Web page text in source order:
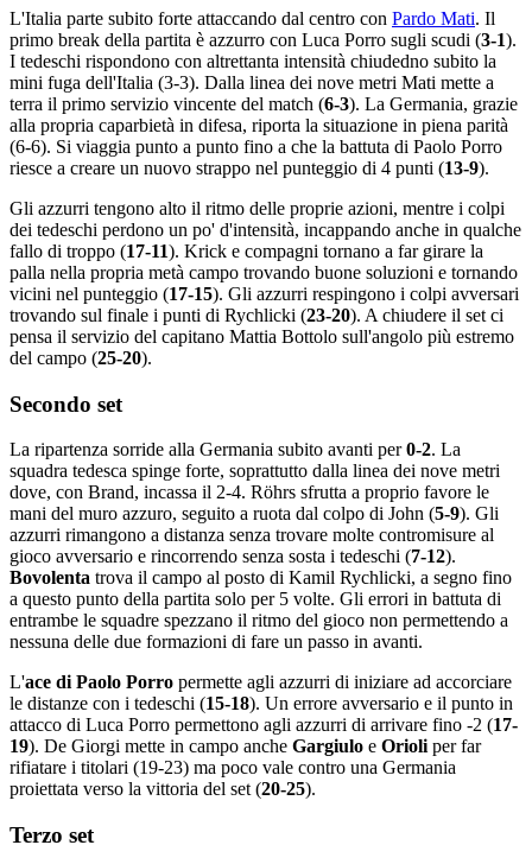
L'Italia parte subito forte attaccando dal centro con Pardo Mati. Il
primo break della partita è azzurro con Luca Porro sugli scudi (3-1).
I tedeschi rispondono con altrettanta intensità chiudedno subito la
mini fuga dell'Italia (3-3). Dalla linea dei nove metri Mati mette a
terra il primo servizio vincente del match (6-3). La Germania, grazie
alla propria caparbietà in difesa, riporta la situazione in piena parità
(6-6). Si viaggia punto a punto fino a che la battuta di Paolo Porro
riesce a creare un nuovo strappo nel punteggio di 4 punti (13-9).
Gli azzurri tengono alto il ritmo delle proprie azioni, mentre i colpi
dei tedeschi perdono un po' d'intensità, incappando anche in qualche
fallo di troppo (17-11). Krick e compagni tornano a far girare la
palla nella propria metà campo trovando buone soluzioni e tornando
vicini nel punteggio (17-15). Gli azzurri respingono i colpi avversari
trovando sul finale i punti di Rychlicki (23-20). A chiudere il set ci
pensa il servizio del capitano Mattia Bottolo sull'angolo più estremo
del campo (25-20).
Secondo set
La ripartenza sorride alla Germania subito avanti per0-2. La
squadra tedesca spinge forte, soprattutto dalla linea dei nove metri
dove, con Brand, incassa il 2-4. Röhrs sfrutta a proprio favore le
mani del muro azzuro, seguito a ruota dal colpo di John (5-9). Gli
azzurri rimangono a distanza senza trovare molte contromisure al
gioco avversario e rincorrendo senza sosta i tedeschi (7-12).
Bovolenta trova il campo al posto di Kamil Rychlicki, a segno fino
a questo punto della partita solo per 5 volte. Gli errori in battuta di
entrambe le squadre spezzano il ritmo del gioco non permettendo a
nessuna delle due formazioni di fare un passo in avanti.
L'ace di Paolo Porro permette agli azzurri di iniziare ad accorciare
le distanze con i tedeschi (15-18). Un errore avversario e il punto in
attacco di Luca Porro permettono agli azzurri di arrivare fino -2 (17-
19). De Giorgi mette in campo anche Gargiulo e Orioli per far
rifiatare i titolari (19-23) ma poco vale contro una Germania
proiettata verso la vittoria del set (20-25).
Terzo set